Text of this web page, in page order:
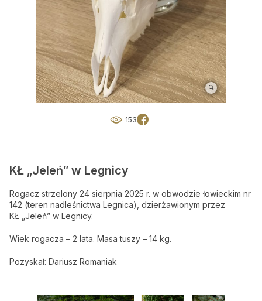
W myśliwskiej kuchni
Ludzie
Archiwum
Okresy polowań
O nas
Gdzie kupić BŁ
Reklama
Mediakits (PDF)
Ogłoszenia drobne
Przeglądaj ogłoszenia
153
KŁ „Jeleń” w Legnicy
Rogacz strzelony 24 sierpnia 2025 r. w obwodzie łowieckim nr
142 (teren nadleśnictwa Legnica), dzierżawionym przez
KŁ „Jeleń” w Legnicy.
Wiek rogacza – 2 lata. Masa tuszy – 14 kg.
Pozyskał: Dariusz Romaniak